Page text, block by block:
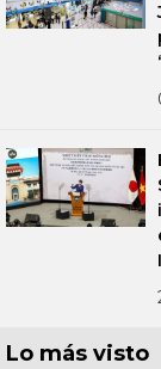
Lo más visto